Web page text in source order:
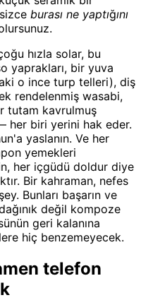
burası ne yaptığını
hızla solar, bu
yaprakları, bir yuva
o ince turp telleri), diş
rendelenmiş wasabi,
tutam kavrulmuş
her biri yerini hak eder.
yaslanın. Ve her
yemekleri
her içgüdü doldur diye
Bir kahraman, nefes
Bunları başarın ve
değil kompoze
geri kalanına
hiç benzemeyecek.
telefon